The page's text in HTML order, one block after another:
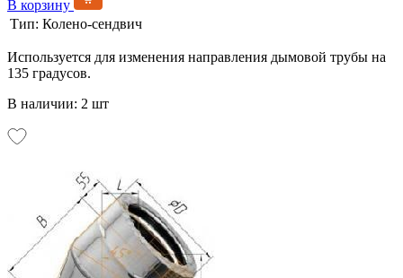
В корзину
Тип: Колено-сендвич
Используется для изменения направления дымовой трубы на
135 градусов.
В наличии: 2 шт